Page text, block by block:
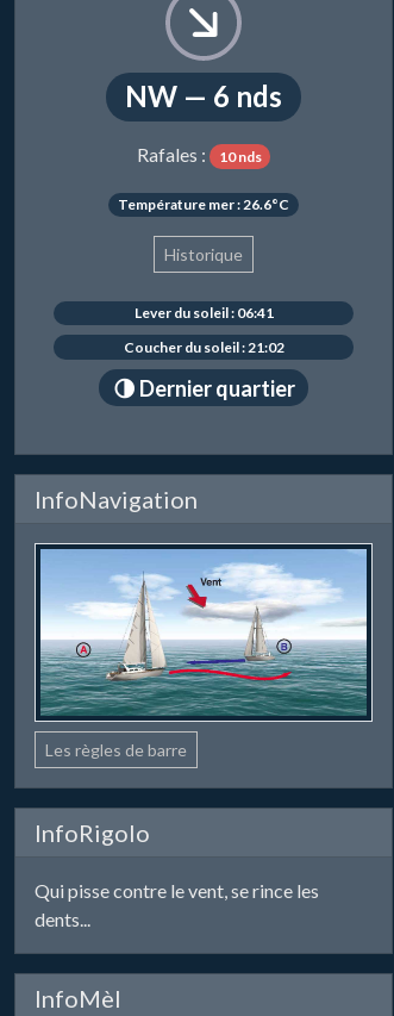
NW — 6 nds
Rafales : 10 nds
Température mer : 26.6°C
Historique
Lever du soleil : 06:41
Coucher du soleil : 21:02
🌗 Dernier quartier
InfoNavigation
Les règles de barre
InfoRigolo
Qui pisse contre le vent, se rince les
dents...
InfoMèl